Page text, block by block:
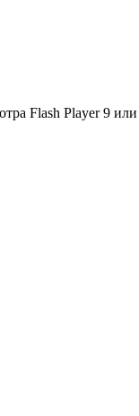
Flash Player 9